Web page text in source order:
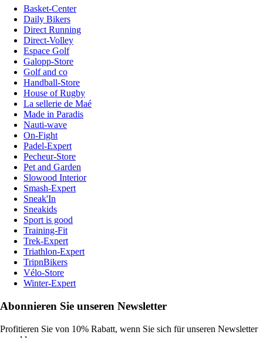
Basket-Center
Daily Bikers
Direct Running
Direct-Volley
Espace Golf
Galopp-Store
Golf and co
Handball-Store
House of Rugby
La sellerie de Maé
Made in Paradis
Nauti-wave
On-Fight
Padel-Expert
Pecheur-Store
Pet and Garden
Slowood Interior
Smash-Expert
Sneak'In
Sneakids
Sport is good
Training-Fit
Trek-Expert
Triathlon-Expert
TripnBikers
Vélo-Store
Winter-Expert
Abonnieren Sie unseren Newsletter
Profitieren Sie von 10% Rabatt, wenn Sie sich für unseren Newsletter